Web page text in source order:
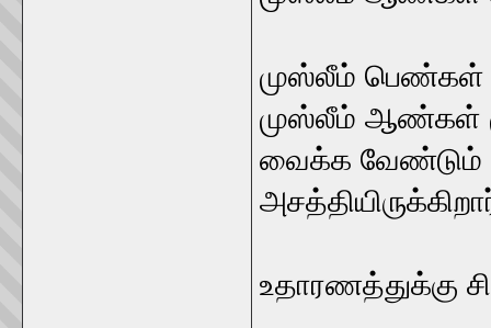
முஸ்லீம் பெண்கள்
முஸ்லீம் ஆண்கள்
வைக்க வேண்டும்
உதாரணத்துக்கு